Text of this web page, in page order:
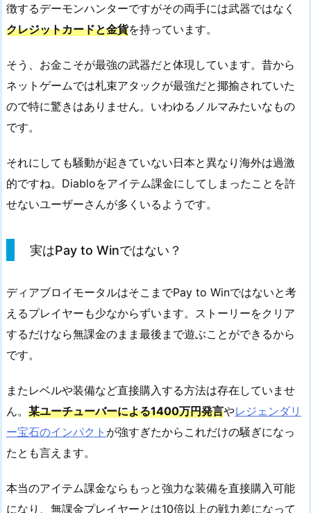
徴するデーモンハンターですがその両手には武器ではなく
クレジットカードと金貨を持っています。
そう、お金こそが最強の武器だと体現しています。昔から
ネットゲームでは札束アタックが最強だと揶揄されていた
ので特に驚きはありません。いわゆるノルマみたいなもの
です。
それにしても騒動が起きていない日本と異なり海外は過激
的ですね。Diabloをアイテム課金にしてしまったことを許
せないユーザーさんが多くいるようです。
実はPay to Winではない？
ディアブロイモータルはそこまでPay to Winではないと考
えるプレイヤーも少なからずいます。ストーリーをクリア
するだけなら無課金のまま最後まで遊ぶことができるから
です。
またレベルや装備など直接購入する方法は存在していませ
ん。 某ユーチューバーによる1400万円発言やレジェンダリ
ー宝石のインパクト が強すぎたからこれだけの騒ぎになっ
たとも言えます。
本当のアイテム課金ならもっと強力な装備を直接購入可能
になり、無課金プレイヤーとは10倍以上の戦力差になって